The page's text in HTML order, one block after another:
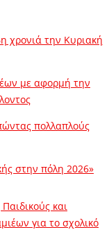
χρονιά την Κυριακή
με αφορμή την
πολλαπλούς
στην πόλη 2026»
και
για το σχολικό